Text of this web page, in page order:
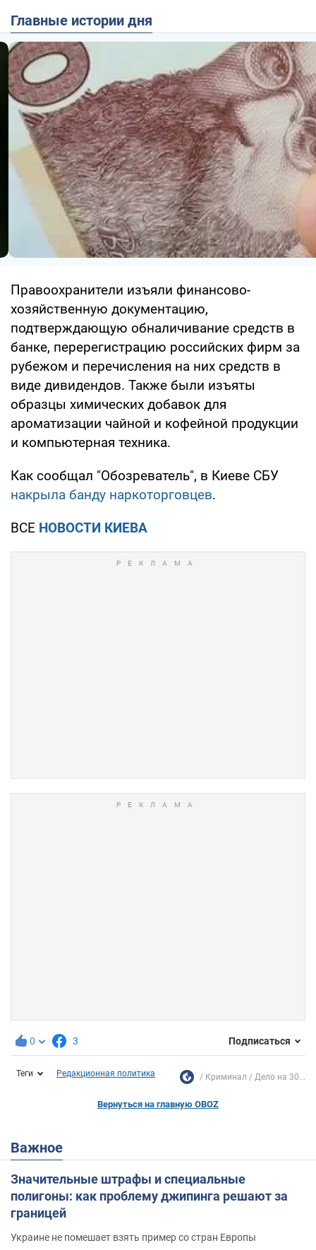
Главные истории дня
Правоохранители изъяли финансово-
хозяйственную документацию,
подтверждающую обналичивание средств в
банке, перерегистрацию российских фирм за
рубежом и перечисления на них средств в
виде дивидендов. Также были изъяты
образцы химических добавок для
ароматизации чайной и кофейной продукции
и компьютерная техника.
Как сообщал "Обозреватель", в Киеве СБУ
накрыла банду наркоторговцев.
ВСЕ НОВОСТИ КИЕВА
0 3 Подписаться
Теги Редакционная политика Криминал Дело на 30...
Вернуться на главную OBOZ
Важное
Значительные штрафы и специальные
полигоны: как проблему джипинга решают за
границей
Украине не помешает взять пример со стран Европы